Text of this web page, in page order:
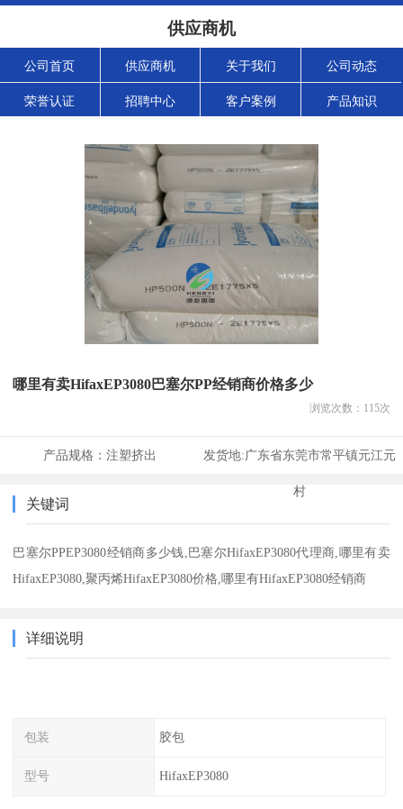
供应商机
公司首页 供应商机 关于我们 公司动态
荣誉认证 招聘中心 客户案例 产品知识
哪里有卖HifaxEP3080巴塞尔PP经销商价格多少
浏览次数： 115次
产品规格： 注塑挤出 发货地:广东省东莞市常平镇元江元
村
关键词
巴塞尔PPEP3080经销商多少钱,巴塞尔HifaxEP3080代理商,哪里有卖
HifaxEP3080,聚丙烯HifaxEP3080价格,哪里有HifaxEP3080经销商
详细说明
包装 胶包
型号 HifaxEP3080